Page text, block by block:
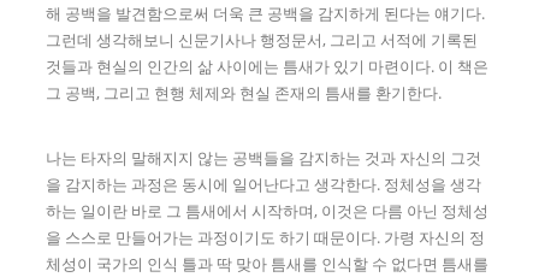
해 공백을 발견함으로써 더욱 큰 공백을 감지하게 된다는 얘기다.
그런데 생각해보니 신문기사나 행정문서, 그리고 서적에 기록된
것들과 현실의 인간의 삶 사이에는 틈새가 있기 마련이다. 이 책은
그 공백, 그리고 현행 체제와 현실 존재의 틈새를 환기한다.
나는 타자의 말해지지 않는 공백들을 감지하는 것과 자신의 그것
을 감지하는 과정은 동시에 일어난다고 생각한다. 정체성을 생각
하는 일이란 바로 그 틈새에서 시작하며, 이것은 다름 아닌 정체성
을 스스로 만들어가는 과정이기도 하기 때문이다. 가령 자신의 정
체성이 국가의 인식 틀과 딱 맞아 틈새를 인식할 수 없다면 틈새를